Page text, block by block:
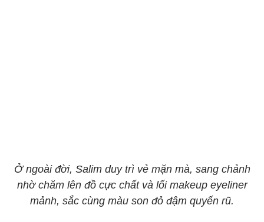
Ở ngoài đời, Salim duy trì vẻ mặn mà, sang chảnh
nhờ chăm lên đồ cực chất và lối makeup eyeliner
mảnh, sắc cùng màu son đỏ đậm quyến rũ.